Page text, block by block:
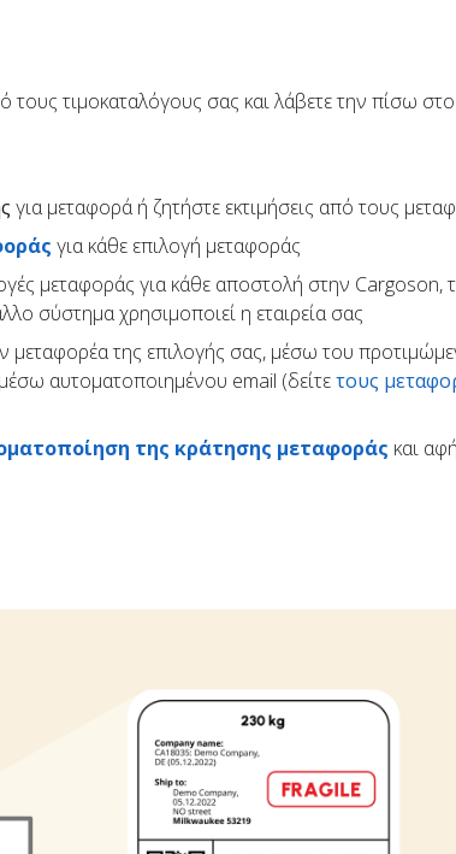
τους τιμοκαταλόγους σας και λάβετε την πίσω στο
για μεταφορά ή ζητήστε εκτιμήσεις από τους
για κάθε επιλογή μεταφοράς
μεταφοράς για κάθε αποστολή στην Cargoson,
σύστημα χρησιμοποιεί η εταιρεία σας
μεταφορέα της επιλογής σας, μέσω του
αυτοματοποιημένου email (δείτετους
της κράτησης μεταφοράς και